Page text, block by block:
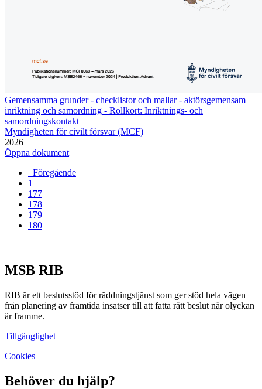
Gemensamma grunder - checklistor och mallar - aktörsgemensam
inriktning och samordning - Rollkort: Inriktnings- och
samordningskontakt
Myndigheten för civilt försvar (MCF)
2026
Öppna dokument
Föregående
1
177
178
179
180
MSB RIB
RIB är ett beslutsstöd för räddningstjänst som ger stöd hela vägen
från planering av framtida insatser till att fatta rätt beslut när olyckan
är framme.
Tillgänglighet
Cookies
Behöver du hjälp?